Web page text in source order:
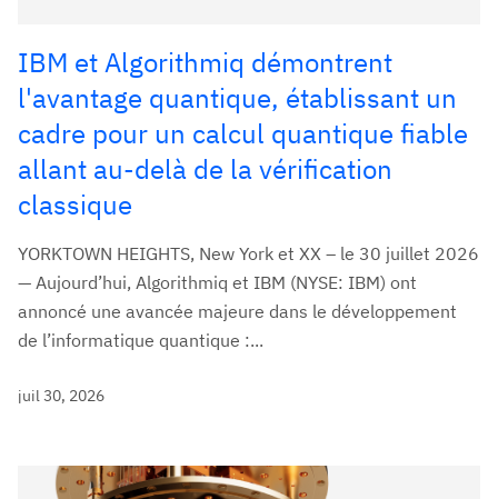
IBM et Algorithmiq démontrent
l'avantage quantique, établissant un
cadre pour un calcul quantique fiable
allant au-delà de la vérification
classique
YORKTOWN HEIGHTS, New York et XX – le 30 juillet 2026
— Aujourd’hui, Algorithmiq et IBM (NYSE: IBM) ont
annoncé une avancée majeure dans le développement
de l’informatique quantique :...
juil 30, 2026